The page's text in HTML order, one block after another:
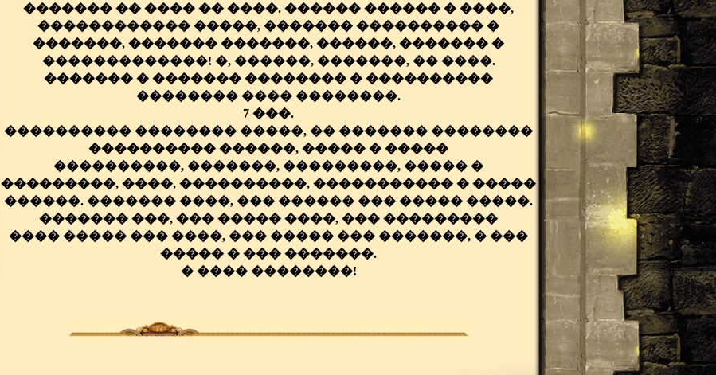
������� �� ���� �� ����. ������ ������ � ����,
������������ �����, ������� ���������� �
�������, ������� �������, ������, ������� �
�������������! �, ������, �������, �� ����.
������� � ������� �������� � ����������
�������� ���� ��������.
7 ���.
���������� �������� �����, �� ������� ��������
���������� ������, ����� � �����
����������, �������, ���������, ����� �
���������, ����, ����������, ����������� � �����
������. ������� ����, ��� ������ ��� ����� �����.
������� ���, ��� ����� ����, ��� ���������
���� ����� ��� ����, ��� ����� ��� �������, � ���
����� � ��� �������.
� ���� ��������!